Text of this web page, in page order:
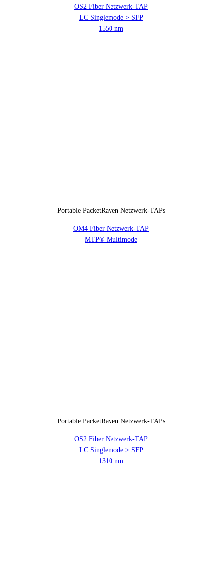
OS2 Fiber Netzwerk-TAP
LC Singlemode > SFP
1550 nm
Portable PacketRaven Netzwerk-TAPs
OM4 Fiber Netzwerk-TAP
MTP® Multimode
Portable PacketRaven Netzwerk-TAPs
OS2 Fiber Netzwerk-TAP
LC Singlemode > SFP
1310 nm